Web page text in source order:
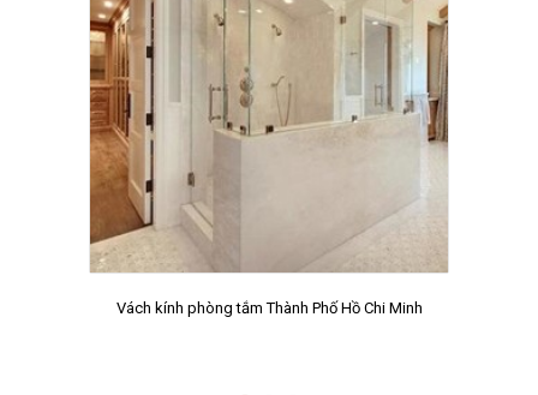
Vách kính phòng tắm Thành Phố Hồ Chi Minh